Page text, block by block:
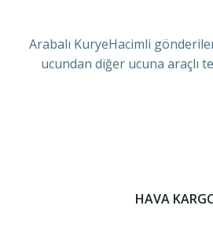
Arabalı KuryeHacimli
ucundan diğer ucuna araçlı
HAVA